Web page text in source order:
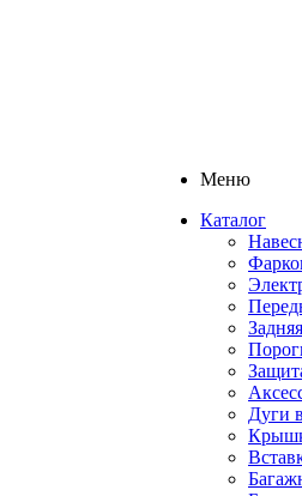
Меню
Каталог
Дуги